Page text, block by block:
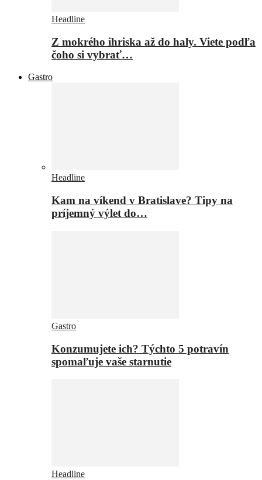
Headline
Z mokrého ihriska až do haly. Viete podľa
čoho si vybrať…
Gastro
Headline
Kam na víkend v Bratislave? Tipy na
príjemný výlet do…
Gastro
Konzumujete ich? Týchto 5 potravín
spomaľuje vaše starnutie
Headline